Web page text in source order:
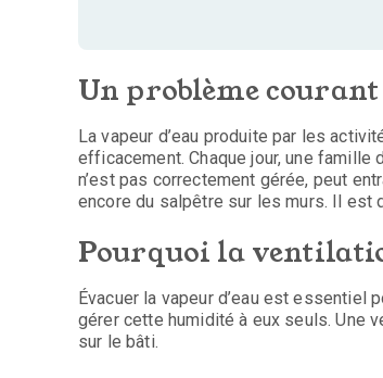
Un problème
La vapeur d’eau produite par les
efficacement. Chaque jour, une famille
n’est pas correctement gérée, peut
encore du salpêtre sur les murs. Il est
Pourquoi la
Évacuer la vapeur d’eau est
gérer cette humidité à eux seuls. Une
sur le bâti.